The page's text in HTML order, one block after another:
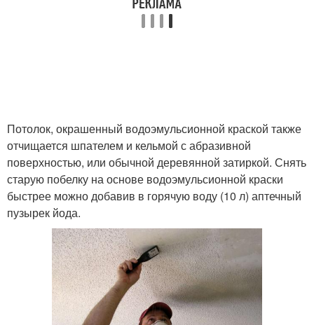
Потолок, окрашенный водоэмульсионной краской также
отчищается шпателем и кельмой с абразивной
поверхностью, или обычной деревянной затиркой. Снять
старую побелку на основе водоэмульсионной краски
быстрее можно добавив в горячую воду (10 л) аптечный
пузырек йода.